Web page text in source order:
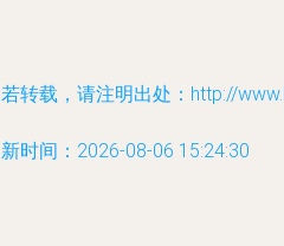
转载，请注明出处：http://
时间：2026-08-06 15:24:30